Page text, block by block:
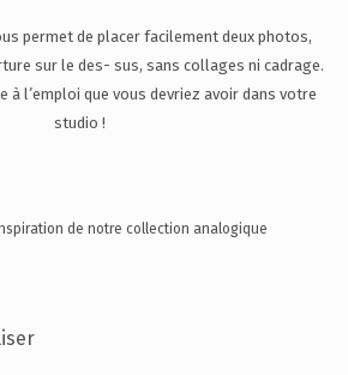
permet de placer facilement deux photos,
sur le des- sus, sans collages ni cadrage.
à l’emploi que vous devriez avoir dans votre
studio !
de notre collection analogique